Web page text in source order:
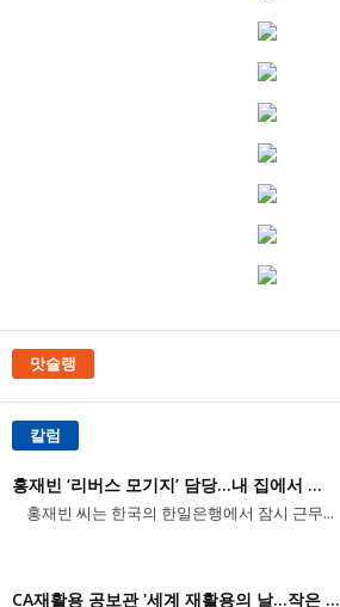
맛슐랭
칼럼
홍재빈 ‘리버스 모기지’ 담당...내 집에서 ...
홍재빈 씨는 한국의 한일은행에서 잠시 근무...
CA재활용 공보관 '세계 재활용의 날...작은 ...